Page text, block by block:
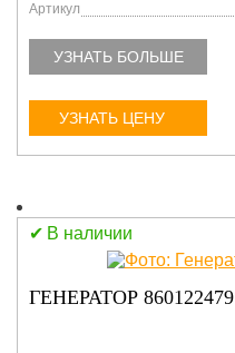
Артикул
УЗНАТЬ БОЛЬШЕ
УЗНАТЬ ЦЕНУ
В наличии
ГЕНЕРАТОР 860122479